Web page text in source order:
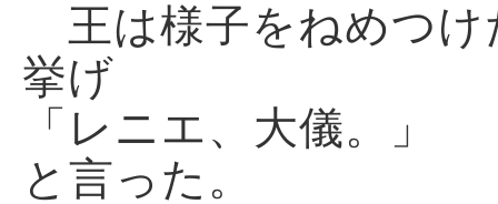
王は様子をねめつけ
挙げ
「レニエ、大儀。」
と言った。